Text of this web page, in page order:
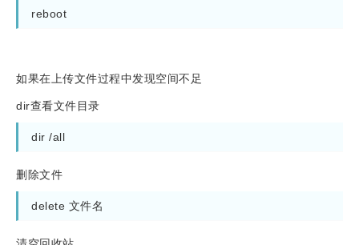
reboot
如果在上传文件过程中发现空间不足
dir查看文件目录
dir /all
删除文件